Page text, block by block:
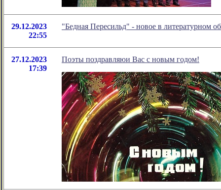
29.12.2023
22:55
"Бедная Пересильд" - новое в литературном
27.12.2023
17:39
Поэты поздравляюи Вас с новым годом!